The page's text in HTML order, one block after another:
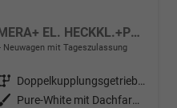
Limited MATRIX LED+ KAMERA+ EL. HECKKL.+PDC+SHZ
Neuwagen mit Tageszulassung
Getriebe
Doppelkupplungsgetriebe (DSG)
Außenfarbe
Pure-White mit Dachfarbe in Deep Black Perleffekt